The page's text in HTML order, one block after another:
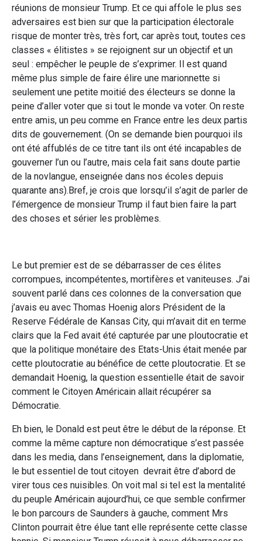
réunions de monsieur Trump. Et ce qui affole le plus ses
adversaires est bien sur que la participation électorale
risque de monter très, très fort, car après tout, toutes ces
classes « élitistes » se rejoignent sur un objectif et un
seul : empêcher le peuple de s’exprimer. Il est quand
même plus simple de faire élire une marionnette si
seulement une petite moitié des électeurs se donne la
peine d’aller voter que si tout le monde va voter. On reste
entre amis, un peu comme en France entre les deux partis
dits de gouvernement. (On se demande bien pourquoi ils
ont été affublés de ce titre tant ils ont été incapables de
gouverner l’un ou l’autre, mais cela fait sans doute partie
de la novlangue, enseignée dans nos écoles depuis
quarante ans).Bref, je crois que lorsqu’il s’agit de parler de
l’émergence de monsieur Trump il faut bien faire la part
des choses et sérier les problèmes.
Le but premier est de se débarrasser de ces élites
corrompues, incompétentes, mortifères et vaniteuses. J’ai
souvent parlé dans ces colonnes de la conversation que
j’avais eu avec Thomas Hoenig alors Président de la
Reserve Fédérale de Kansas City, qui m’avait dit en terme
clairs que la Fed avait été capturée par une ploutocratie et
que la politique monétaire des Etats-Unis était menée par
cette ploutocratie au bénéfice de cette ploutocratie. Et se
demandait Hoenig, la question essentielle était de savoir
comment le Citoyen Américain allait récupérer sa
Démocratie.
Eh bien, le Donald est peut être le début de la réponse. Et
comme la même capture non démocratique s’est passée
dans les media, dans l’enseignement, dans la diplomatie,
le but essentiel de tout citoyen devrait être d’abord de
virer tous ces nuisibles. On voit mal si tel est la mentalité
du peuple Américain aujourd’hui, ce que semble confirmer
le bon parcours de Saunders à gauche, comment Mrs
Clinton pourrait être élue tant elle représente cette classe